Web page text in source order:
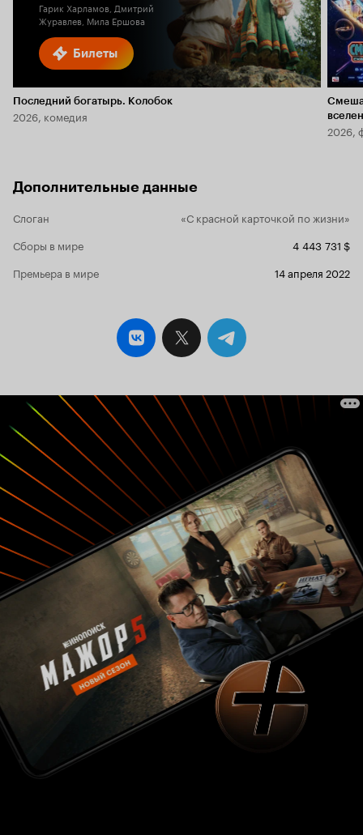
Билеты
Гарик Харламов, Дмитрий
Журавлев, Мила Ершова
Последний богатырь. Колобок
2026, комедия
2026,
Дополнительные данные
Слоган
«С красной карточкой по жизни»
Сборы в мире
4 443 731 $
Премьера в мире
14 апреля 2022